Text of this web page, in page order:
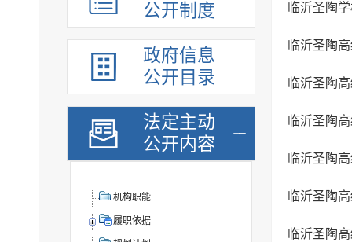
公开制度
政府信息
公开目录
法定主动
公开内容
机构职能
履职依据
临沂圣陶
临沂圣陶
临沂圣陶
临沂圣陶
临沂圣陶
临沂圣陶
临沂圣陶